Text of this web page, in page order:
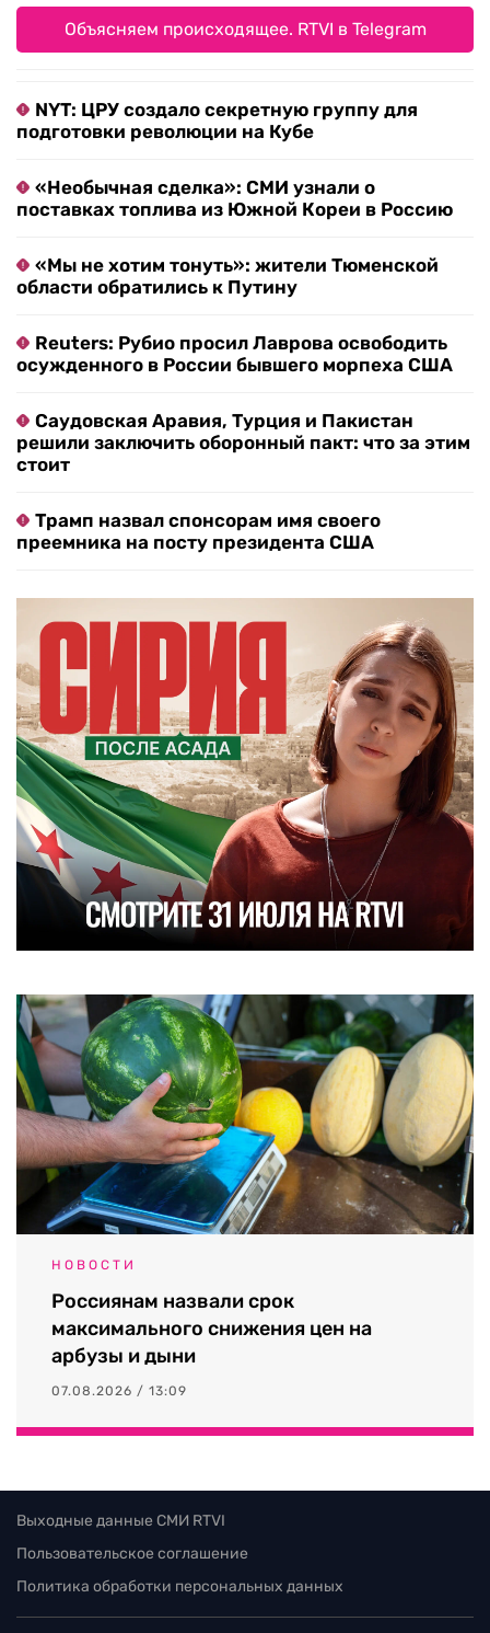
Объясняем происходящее. RTVI в Telegram
NYT: ЦРУ создало секретную группу для
подготовки революции на Кубе
«Необычная сделка»: СМИ узнали о
поставках топлива из Южной Кореи в Россию
«Мы не хотим тонуть»: жители Тюменской
области обратились к Путину
Reuters: Рубио просил Лаврова освободить
осужденного в России бывшего морпеха США
Саудовская Аравия, Турция и Пакистан
решили заключить оборонный пакт: что за этим
стоит
Трамп назвал спонсорам имя своего
преемника на посту президента США
НОВОСТИ
Россиянам назвали срок
максимального снижения цен на
арбузы и дыни
07.08.2026 / 13:09
Выходные данные СМИ RTVI
Пользовательское соглашение
Политика обработки персональных данных